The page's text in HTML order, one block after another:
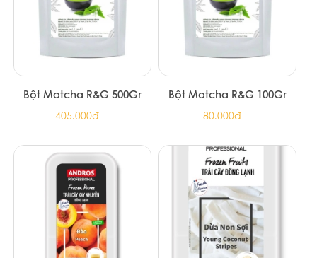
Bột Matcha R&G 500Gr
405.000đ
Bột Matcha R&G 100Gr
80.000đ